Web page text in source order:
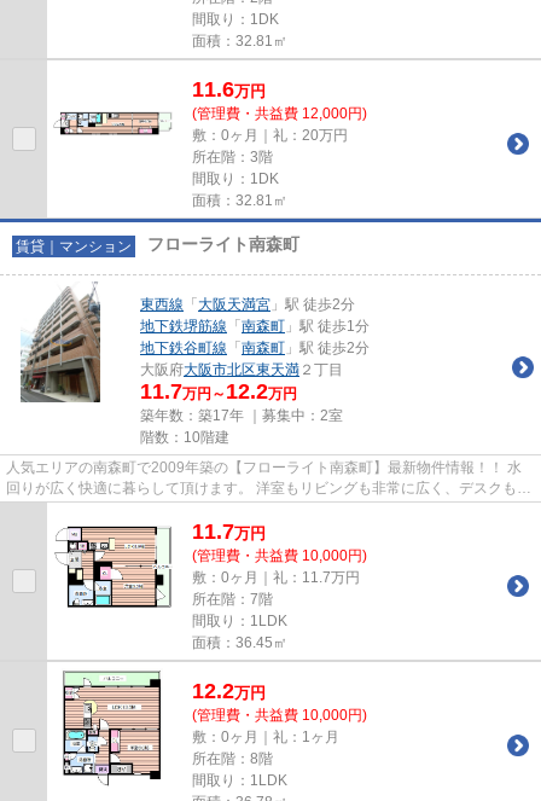
間取り：1DK
面積：32.81㎡
11.6万円
(管理費・共益費 12,000円)
敷：0ヶ月｜礼：20万円
所在階：3階
間取り：1DK
面積：32.81㎡
賃貸｜マンション フローライト南森町
東西線 「 大阪天満宮 」駅 徒歩2分
地下鉄堺筋線 「 南森町 」駅 徒歩1分
地下鉄谷町線 「 南森町 」駅 徒歩2分
大阪府大阪市北区東天満 ２丁目
11.7万円～ 12.2万円
築年数：築17年 ｜募集中： 2室
階数：10階建
人気エリアの南森町で2009年築の【フローライト南森町】最新物件情報！！ 水
回りが広く快適に暮らして頂けます。 洋室もリビングも非常に広く、デスクも置
11.7万円
(管理費・共益費 10,000円)
敷：0ヶ月｜礼：11.7万円
所在階：7階
間取り：1LDK
面積：36.45㎡
12.2万円
(管理費・共益費 10,000円)
敷：0ヶ月｜礼：1ヶ月
所在階：8階
間取り：1LDK